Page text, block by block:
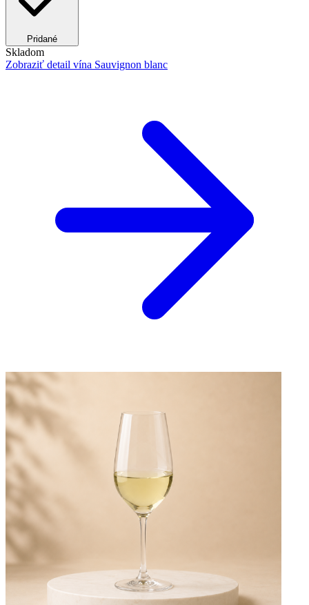
Pridané
Skladom
Zobraziť detail vína Sauvignon blanc